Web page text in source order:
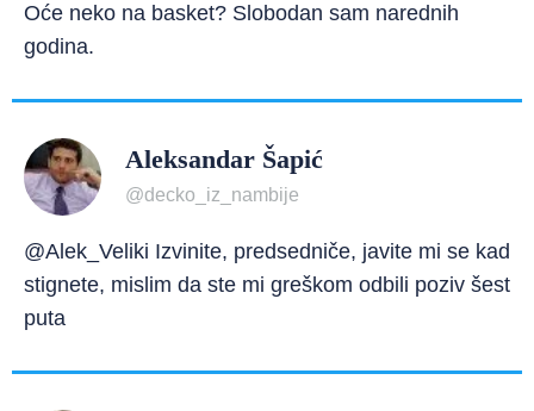
Oće neko na basket? Slobodan sam narednih
godina.
Aleksandar Šapić
@decko_iz_nambije
@Alek_Veliki Izvinite, predsedniče, javite mi se kad
stignete, mislim da ste mi greškom odbili poziv šest
puta